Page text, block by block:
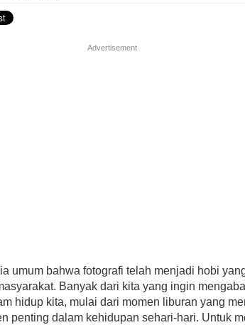
Advertisement
umum bahwa fotografi telah menjadi hobi
Banyak dari kita yang ingin
hidup kita, mulai dari momen liburan yang
penting dalam kehidupan sehari-hari. Untuk